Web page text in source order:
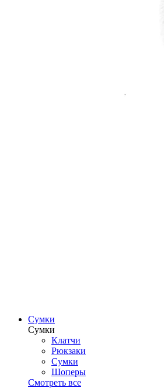
Сумки
Сумки
Клатчи
Рюкзаки
Сумки
Шоперы
Смотреть все